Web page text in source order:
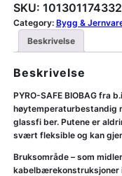
SKU: 101301174332
Category: Bygg &
Beskrivelse
Beskrivelse
PYRO-SAFE BIOBAG fra
høytemperaturbestandig
glassfi ber. Putene er
svært fleksible og kan
Bruksområde – som
kabelbærekonstruksjoner